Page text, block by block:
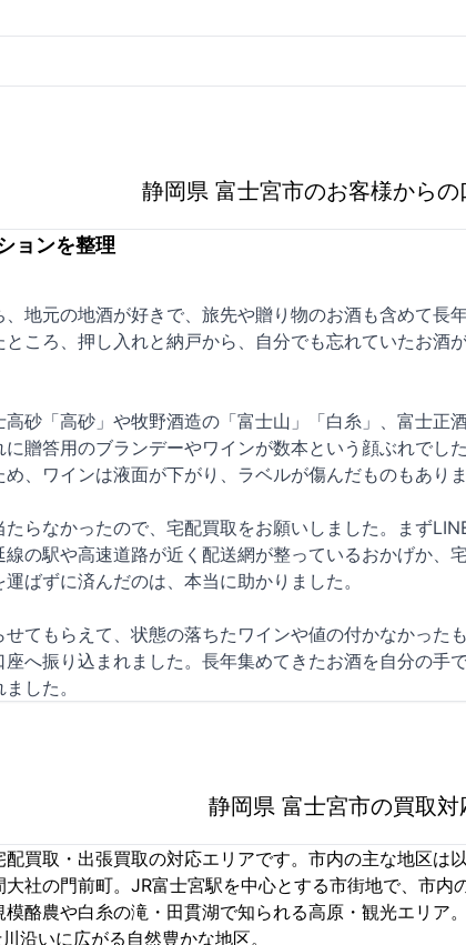
静岡県 富士宮市のお客様からの
ョンを整理
地元の地酒が好きで、旅先や贈り物のお酒も含めて長
ころ、押し入れと納戸から、自分でも忘れていたお酒
砂「高砂」や牧野酒造の「富士山」「白糸」、富士正
贈答用のブランデーやワインが数本という顔ぶれでし
、ワインは液面が下がり、ラベルが傷んだものもありま
らなかったので、宅配買取をお願いしました。まず
の駅や高速道路が近く配送網が整っているおかげか
ばずに済んだのは、本当に助かりました。
てもらえて、状態の落ちたワインや値の付かなかった
へ振り込まれました。長年集めてきたお酒を自分の手
した。
静岡県 富士宮市の買取対
買取・出張買取の対応エリアです。市内の主な地区は
社の門前町。JR富士宮駅を中心とする市街地で、市内
酪農や白糸の滝・田貫湖で知られる高原・観光エリア。
沿いに広がる自然豊かな地区。